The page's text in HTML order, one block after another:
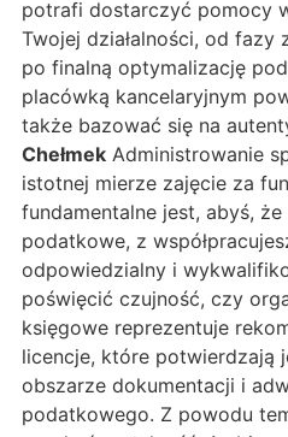
potrafi dostarczyć pomocy
Twojej działalności, od fazy
po finalną optymalizację
placówką kancelaryjnym
także bazować się na
Chełmek Administrowanie
istotnej mierze zajęcie za
fundamentalne jest, abyś,
podatkowe, z
odpowiedzialny i
poświęcić czujność, czy
księgowe reprezentuje
licencje, które potwierdzają
obszarze dokumentacji i
podatkowego. Z powodu